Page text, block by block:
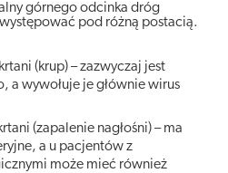
górnego odcinka dróg
pod różną postacią.
(krup) – zazwyczaj jest
a wywołuje je głównie wirus
(zapalenie nagłośni) – ma
a u pacjentów z
może mieć również